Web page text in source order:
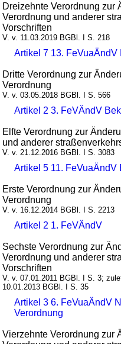
Dreizehnte Verordnung zur
Verordnung und anderer
Vorschriften
V. v. 11.03.2019 BGBl. I S. 218
Artikel 7 13.
Dritte Verordnung zur
Verordnung
V. v. 03.05.2018 BGBl. I S. 566
Artikel 2 3. FeVÄndV
Elfte Verordnung zur
und anderer
V. v. 21.12.2016 BGBl. I S. 3083
Artikel 5 11.
Erste Verordnung zur
Verordnung
V. v. 16.12.2014 BGBl. I S. 2213
Artikel 2 1. FeVÄndV
Sechste Verordnung zur
Verordnung und anderer
Vorschriften
V. v. 07.01.2011 BGBl. I S. 3;
10.01.2013 BGBl. I S. 35
Artikel 3 6. FeVuaÄndV
Verordnung
Vierzehnte Verordnung zur